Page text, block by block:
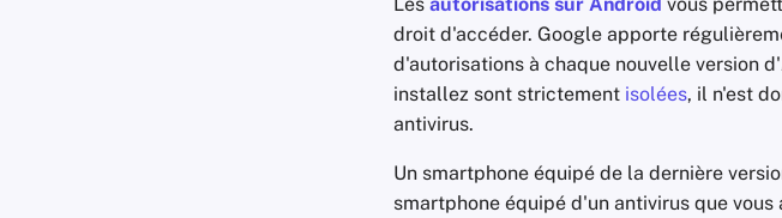
droit d'accéder. Google apporte
d'autorisations à chaque nouvelle version
installez sont strictement isolées, il n'est
antivirus.
Un smartphone équipé de la dernière
smartphone équipé d'un antivirus que